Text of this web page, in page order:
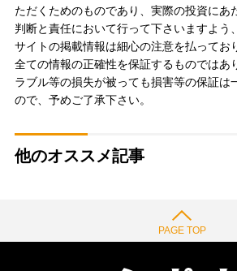
ただくためのものであり、実際の投資にあ
判断と責任において行って下さいますよう
サイトの掲載情報は細心の注意を払ってお
全ての情報の正確性を保証するものではあ
ラブル等の損失が被っても損害等の保証は
ので、予めご了承下さい。
他のオススメ記事
PAGE TOP